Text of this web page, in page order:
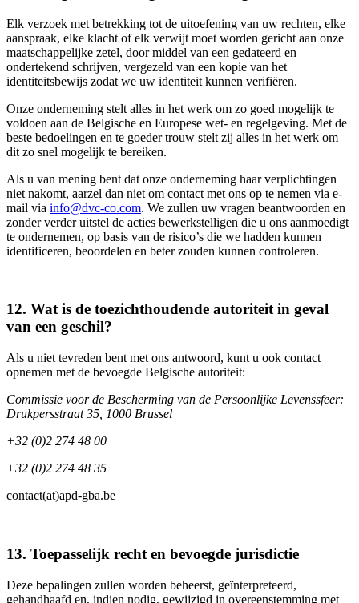
Elk verzoek met betrekking tot de uitoefening van uw rechten, elke
aanspraak, elke klacht of elk verwijt moet worden gericht aan onze
maatschappelijke zetel, door middel van een gedateerd en
ondertekend schrijven, vergezeld van een kopie van het
identiteitsbewijs zodat we uw identiteit kunnen verifiëren.
Onze onderneming stelt alles in het werk om zo goed mogelijk te
voldoen aan de Belgische en Europese wet- en regelgeving. Met de
beste bedoelingen en te goeder trouw stelt zij alles in het werk om
dit zo snel mogelijk te bereiken.
Als u van mening bent dat onze onderneming haar verplichtingen
niet nakomt, aarzel dan niet om contact met ons op te nemen via e-
mail via info@dvc-co.com. We zullen uw vragen beantwoorden en
zonder verder uitstel de acties bewerkstelligen die u ons aanmoedigt
te ondernemen, op basis van de risico’s die we hadden kunnen
identificeren, beoordelen en beter zouden kunnen controleren.
12. Wat is de toezichthoudende autoriteit in geval
van een geschil?
Als u niet tevreden bent met ons antwoord, kunt u ook contact
opnemen met de bevoegde Belgische autoriteit:
Commissie voor de Bescherming van de Persoonlijke Levenssfeer:
Drukpersstraat 35, 1000 Brussel
+32 (0)2 274 48 00
+32 (0)2 274 48 35
contact(at)apd-gba.be
13. Toepasselijk recht en bevoegde jurisdictie
Deze bepalingen zullen worden beheerst, geïnterpreteerd,
gehandhaafd en, indien nodig, gewijzigd in overeenstemming met